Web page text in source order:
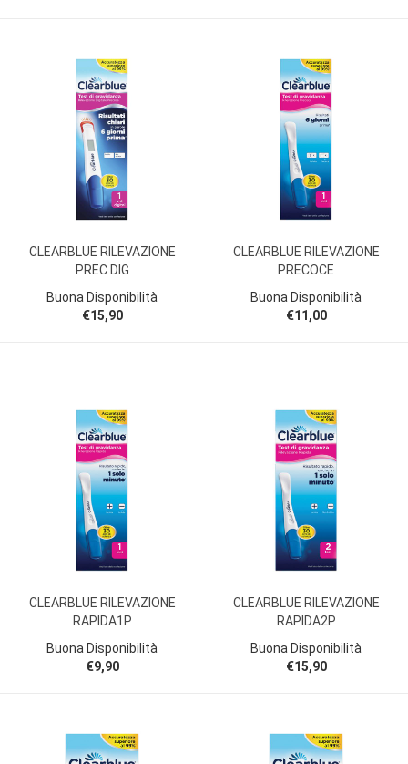
CLEARBLUE RILEVAZIONE
PREC DIG
Buona Disponibilità
€15,90
CLEARBLUE RILEVAZIONE
PRECOCE
Buona Disponibilità
€11,00
CLEARBLUE RILEVAZIONE
RAPIDA1P
Buona Disponibilità
€9,90
CLEARBLUE RILEVAZIONE
RAPIDA2P
Buona Disponibilità
€15,90